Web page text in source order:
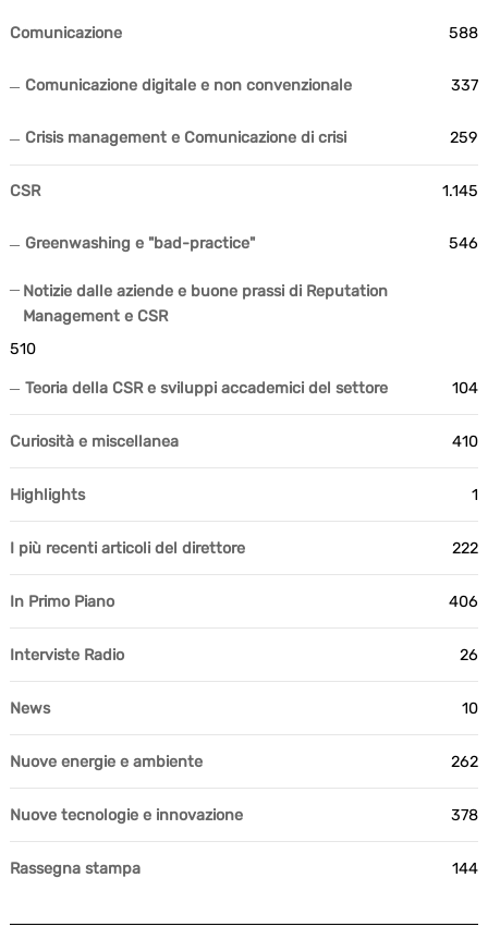
Comunicazione 588
Comunicazione digitale e non convenzionale 337
Crisis management e Comunicazione di crisi 259
CSR 1.145
Greenwashing e "bad-practice" 546
Notizie dalle aziende e buone prassi di Reputation
Management e CSR
510
Teoria della CSR e sviluppi accademici del settore 104
Curiosità e miscellanea 410
Highlights 1
I più recenti articoli del direttore 222
In Primo Piano 406
Interviste Radio 26
News 10
Nuove energie e ambiente 262
Nuove tecnologie e innovazione 378
Rassegna stampa 144